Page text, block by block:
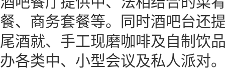
餐、商务套餐等。同时酒吧台还
尾酒就、手工现磨咖啡及自制饮
办各类中、小型会议及私人派对